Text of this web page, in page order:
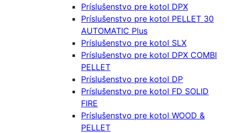
Príslušenstvo pre kotol DPX
Príslušenstvo pre kotol PELLET 30
AUTOMATIC Plus
Príslušenstvo pre kotol SLX
Príslušenstvo pre kotol DPX COMBI
PELLET
Príslušenstvo pre kotol DP
Príslušenstvo pre kotol FD SOLID
FIRE
Príslušenstvo pre kotol WOOD &
PELLET